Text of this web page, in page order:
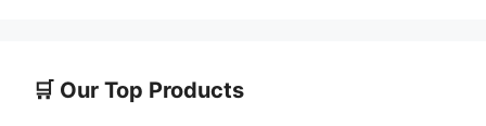
🛒 Our Top Products